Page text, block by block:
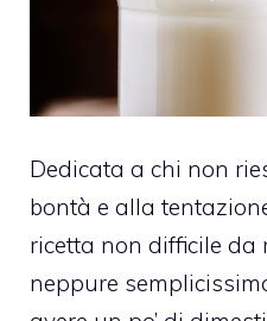
Dedicata a chi non
bontà e alla
ricetta non difficile da
neppure